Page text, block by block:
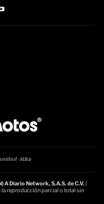
-MR4-
A Diario Network, S.A.S. de C.V. |
reproducción parcial o total sin